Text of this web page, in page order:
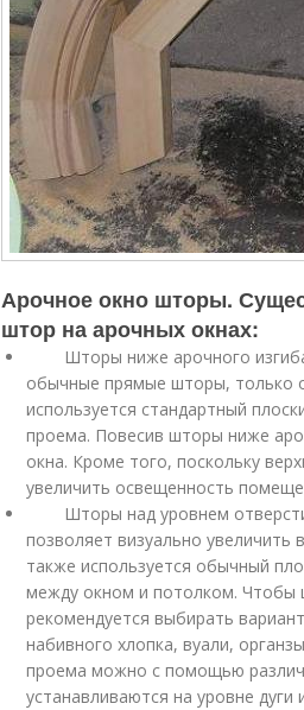
Арочное окно шторы.
штор на арочных окнах:
Шторы ниже арочного изгиба:
обычные прямые шторы, только
используется стандартный
проема. Повесив шторы ниже
окна. Кроме того, поскольку
увеличить освещенность
Шторы над уровнем
позволяет визуально увеличить
также используется обычный
между окном и потолком. Чтобы
рекомендуется выбирать
набивного хлопка, вуали,
проема можно с помощью
устанавливаются на уровне дуги